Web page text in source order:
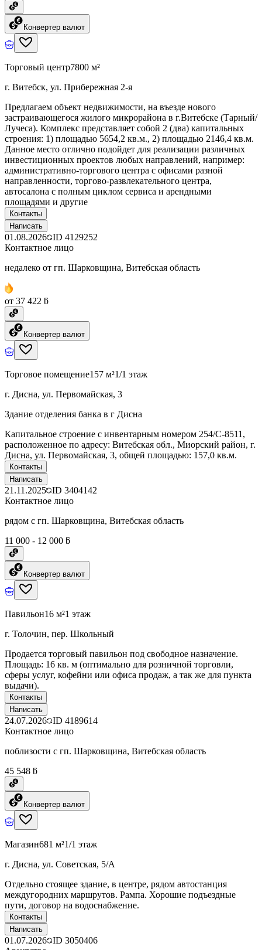
Конвертер валют
Торговый центр7800 м²
г. Витебск, ул. Прибережная 2-я
Предлагаем объект недвижимости, на въезде нового
застраивающегося жилого микрорайона в г.Витебске (Тарный/
Лучеса). Комплекс представляет собой 2 (два) капитальных
строения: 1) площадью 5654,2 кв.м., 2) площадью 2146,4 кв.м.
Данное место отлично подойдет для реализации различных
инвестиционных проектов любых направлений, например:
административно-торгового центра с офисами разной
направленности, торгово-развлекательного центра,
автосалона с полным циклом сервиса и арендными
площадями и другие
Контакты
Написать
01.08.2026 ID 4129252
Контактное лицо
недалеко от гп. Шарковщина, Витебская область
от 37 422 ƃ
Конвертер валют
Торговое помещение157 м²1/1 этаж
г. Дисна, ул. Первомайская, 3
Здание отделения банка в г Дисна
Капитальное строение с инвентарным номером 254/С-8511,
расположенное по адресу: Витебская обл., Миорский район, г.
Дисна, ул. Первомайская, 3, общей площадью: 157,0 кв.м.
Контакты
Написать
21.11.2025 ID 3404142
Контактное лицо
рядом с гп. Шарковщина, Витебская область
11 000 - 12 000 ƃ
Конвертер валют
Павильон16 м²1 этаж
г. Толочин, пер. Школьный
Продается торговый павильон под свободное назначение.
Площадь: 16 кв. м (оптимально для розничной торговли,
сферы услуг, кофейни или офиса продаж, а так же для пункта
выдачи).
Контакты
Написать
24.07.2026 ID 4189614
Контактное лицо
поблизости с гп. Шарковщина, Витебская область
45 548 ƃ
Конвертер валют
Магазин681 м²1/1 этаж
г. Дисна, ул. Советская, 5/А
Отдельно стоящее здание, в центре, рядом автостанция
междугородних маршрутов. Рампа. Хорошие подъездные
пути, договор на водоснабжение.
Контакты
Написать
01.07.2026 ID 3050406